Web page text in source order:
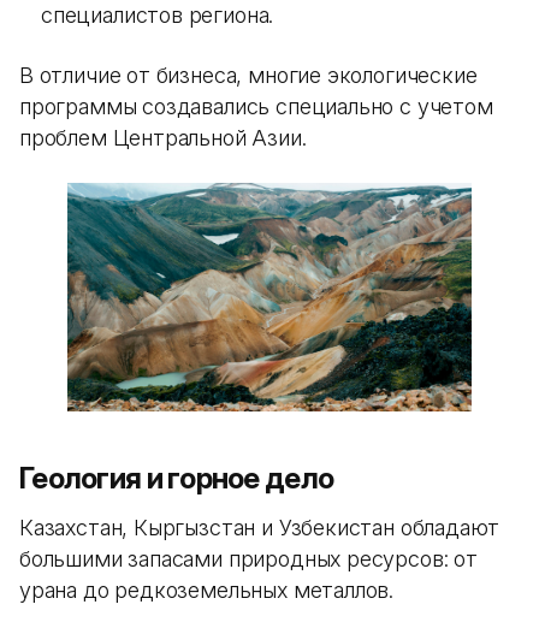
специалистов региона.
В отличие от бизнеса, многие экологические
программы создавались специально с учетом
проблем Центральной Азии.
Геология и горное дело
Казахстан, Кыргызстан и Узбекистан обладают
большими запасами природных ресурсов: от
урана до редкоземельных металлов.